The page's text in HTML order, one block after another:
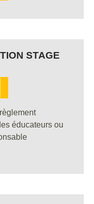
STAGE
éducateurs ou